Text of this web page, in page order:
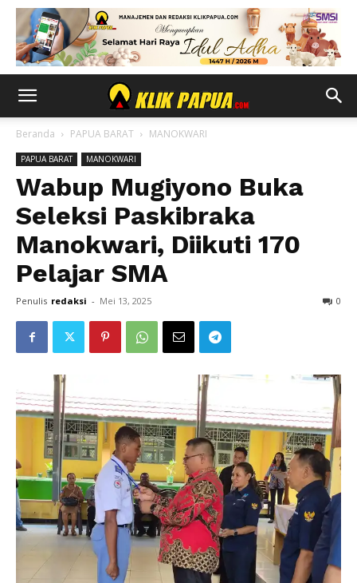
Beranda PAPUA BARAT MANOKWARI
PAPUA BARAT MANOKWARI
Wabup Mugiyono Buka
Seleksi Paskibraka
Manokwari, Diikuti 170
Pelajar SMA
Penulis redaksi - Mei 13, 2025 0